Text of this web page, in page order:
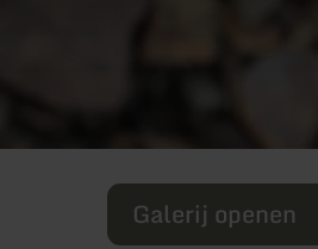
Galerij openen